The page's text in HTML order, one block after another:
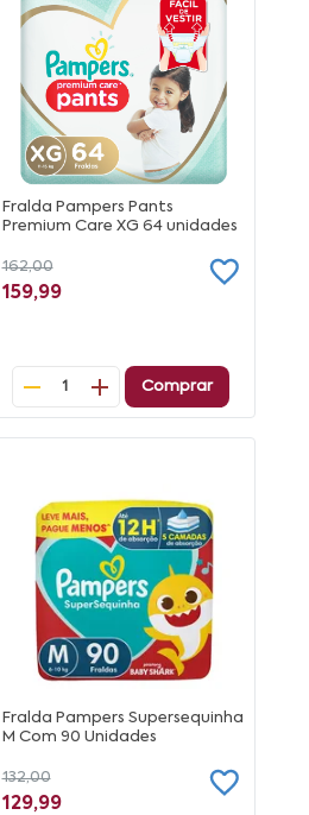
Fralda Pampers Pants
Premium Care XG 64 unidades
162,00
159,99
1 Comprar
Fralda Pampers Supersequinha
M Com 90 Unidades
132,00
129,99